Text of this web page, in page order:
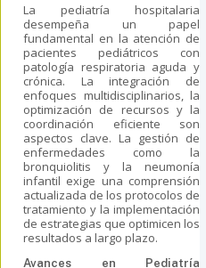
La pediatría hospitalaria
desempeña un papel
fundamental en la atención de
pacientes pediátricos con
patología respiratoria aguda y
crónica. La integración de
enfoques multidisciplinarios, la
optimización de recursos y la
coordinación eficiente son
aspectos clave. La gestión de
enfermedades como la
bronquiolitis y la neumonía
infantil exige una comprensión
actualizada de los protocolos de
tratamiento y la implementación
de estrategias que optimicen los
resultados a largo plazo.
Avances en Pediatría